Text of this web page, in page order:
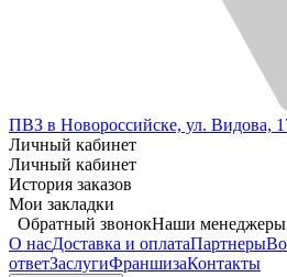
ПВЗ в Новороссийске, ул. Видова,
Личный кабинет
Личный кабинет
История заказов
Мои закладки
Обратный звонокНаши менеджеры
О насДоставка и оплатаПартнеры
ответЗаслугиФраншизаКонтакты